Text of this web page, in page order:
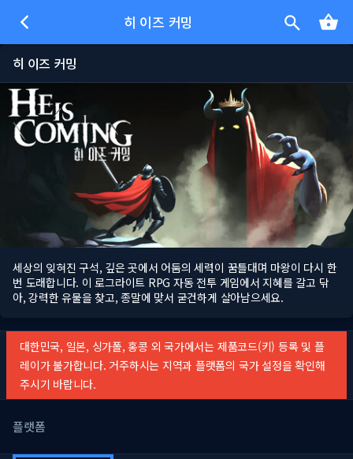
히 이즈 커밍
히 이즈 커밍
세상의 잊혀진 구석, 깊은 곳에서 어둠의 세력이 꿈틀대며 마왕이 다시 한
번 도래합니다. 이 로그라이트 RPG 자동 전투 게임에서 지혜를 갈고 닦
아, 강력한 유물을 찾고, 종말에 맞서 굳건하게 살아남으세요.
대한민국, 일본, 싱가폴, 홍콩 외 국가에서는 제품코드(키) 등록 및 플
레이가 불가합니다. 거주하시는 지역과 플랫폼의 국가 설정을 확인해
주시기 바랍니다.
플랫폼